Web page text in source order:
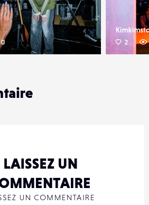
0 2
LAISSEZ UN
UN COMMENTAIRE